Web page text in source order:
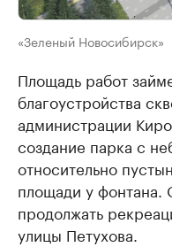
«Зеленый Новосибирск»
Площадь работ
благоустройства
администрации
создание парка с
относительно
площади у фонтана.
продолжать
улицы Петухова.